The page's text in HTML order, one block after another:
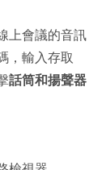
上會議的音訊
，輸入存取
話筒和揚聲器